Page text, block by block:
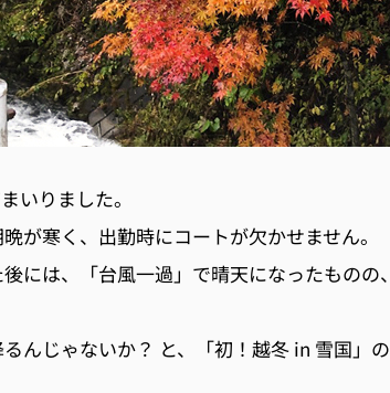
いりました。
が寒く、出勤時にコートが欠かせません。
には、「台風一過」で晴天になったものの
んじゃないか？ と、「初！越冬 in 雪国」の